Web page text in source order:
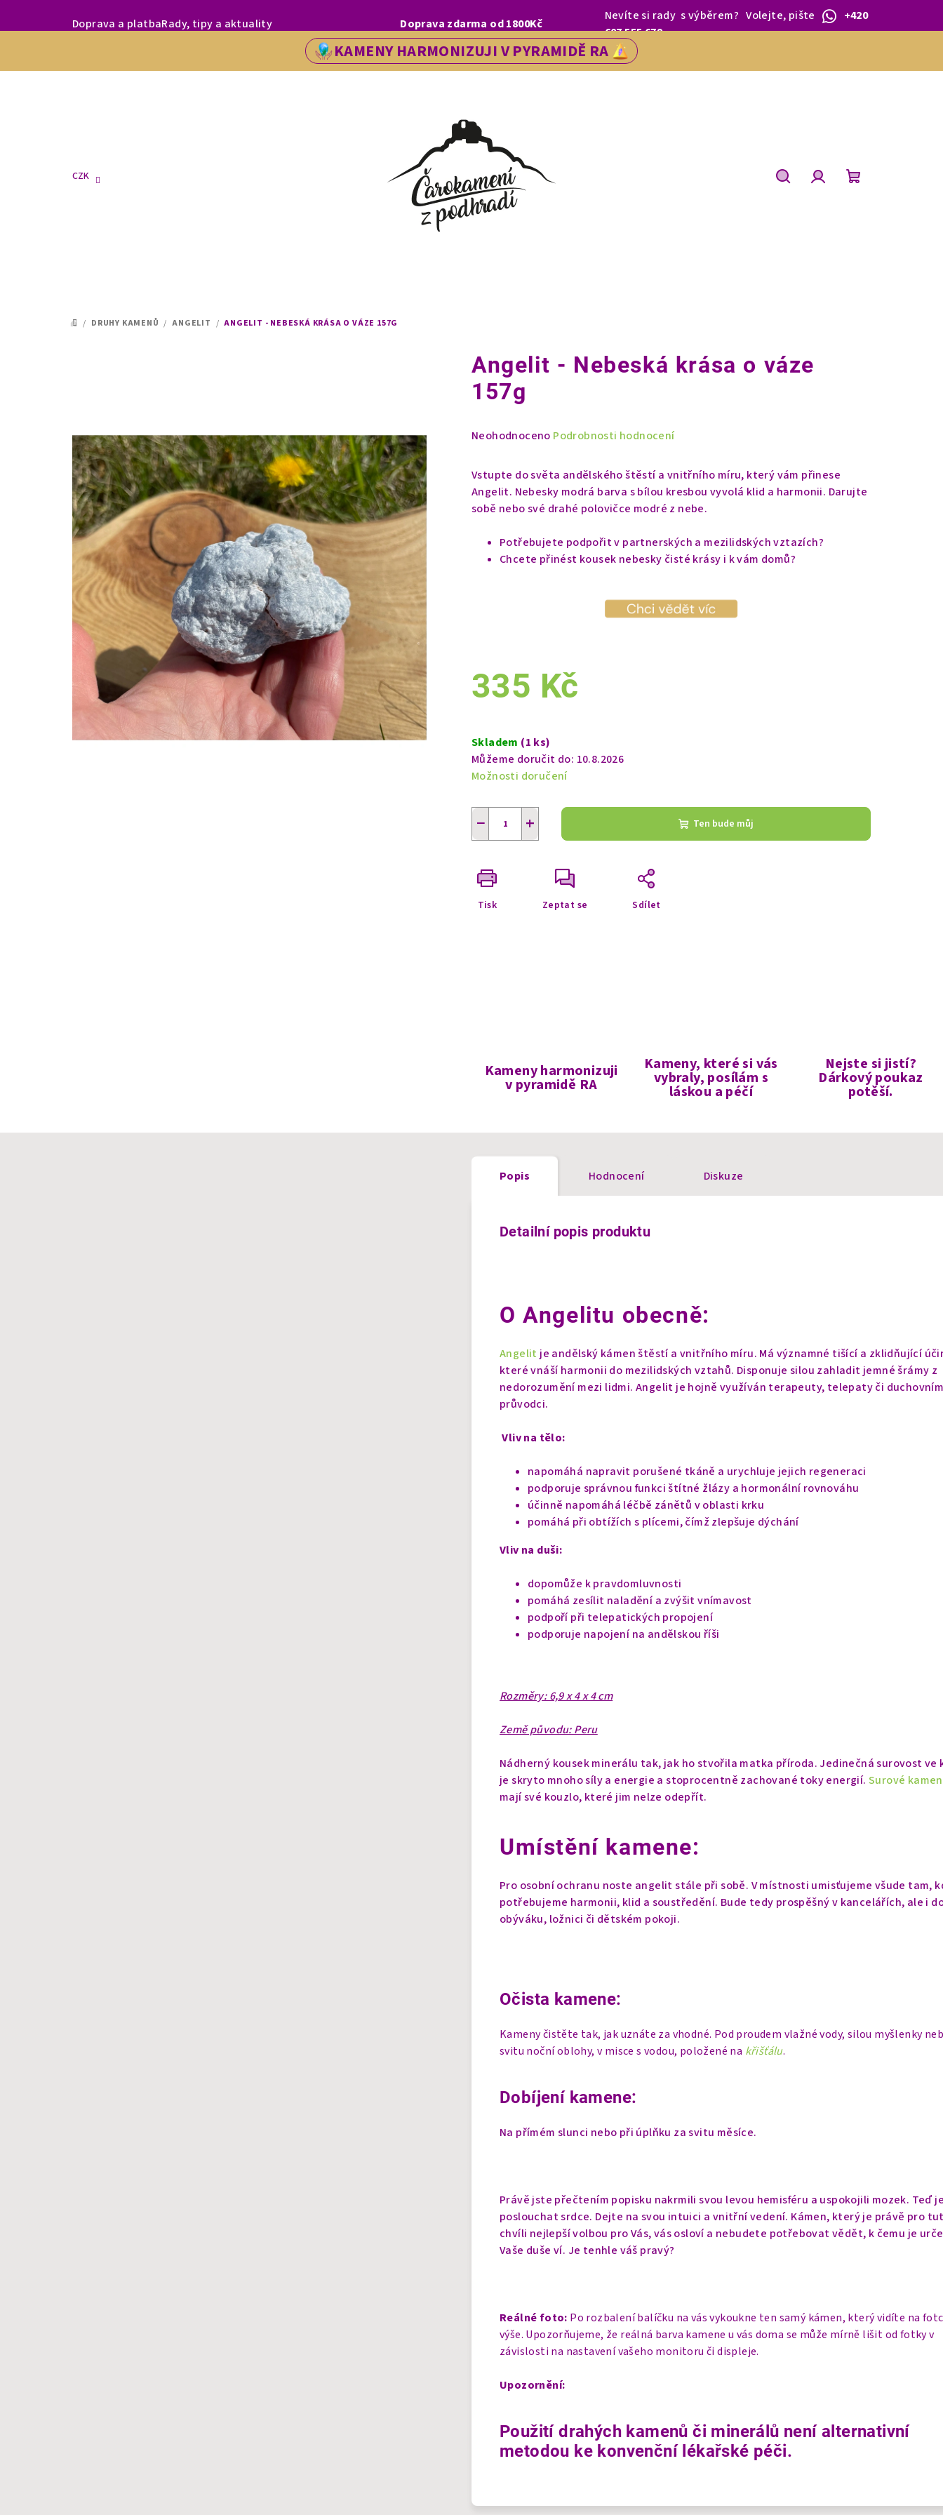
MILÍ ZÁKAZNÍCI, LETOS SE NA VÁS V NAŠÍ PRODEJNĚ V ŘEDHOŠTI BUDEME TĚŠIT OD 1.BŘEZNA.
Doprava a platbaRady, tipy a aktuality Doprava zdarma od 1800Kč
Nevíte si rady s výběrem?Volejte, pište
+420
607 555 679
KAMENY HARMONIZUJI V PYRAMIDĚ RA
CZK
DOMŮ
/ DRUHY KAMENŮ / ANGELIT / ANGELIT - NEBESKÁ KRÁSA O VÁZE 157G
Angelit - Nebeská krása o váze
157g
Průměrné
produktu
je
0,0
hvězdiček.
Neohodnoceno Podrobnosti hodnocení
Vstupte do světa andělského štěstí a vnitřního míru, který vám přinese
Angelit. Nebesky modrá barva s bílou kresbou vyvolá klid a harmonii. Darujte
sobě nebo své drahé polovičce modré z nebe.
Potřebujete podpořit v partnerských a mezilidských vztazích?
Chcete přinést kousek nebesky čisté krásy i k vám domů?
335 Kč
cena:
Skladem (1 ks)
Můžeme doručit do: 10.8.2026
Možnosti doručení
+
− Ten bude můj
Tisk Zeptat se Sdílet
Kameny harmonizuji
v pyramidě RA
Kameny, které si vás
vybraly, posílám s
láskou a péčí
Nejste si jistí?
Dárkový poukaz
potěší.
Popis Hodnocení Diskuze
Detailní popis produktu
O Angelitu obecně:
Angelit je andělský kámen štěstí a vnitřního míru. Má významné tišící a zklidňující
které vnáší harmonii do mezilidských vztahů. Disponuje silou zahladit jemné šrámy z
nedorozumění mezi lidmi. Angelit je hojně využíván terapeuty, telepaty či
průvodci.
Vliv na tělo:
napomáhá napravit porušené tkáně a urychluje jejich regeneraci
podporuje správnou funkci štítné žlázy a hormonální rovnováhu
účinně napomáhá léčbě zánětů v oblasti krku
pomáhá při obtížích s plícemi, čímž zlepšuje dýchání
Vliv na duši:
dopomůže k pravdomluvnosti
pomáhá zesílit naladění a zvýšit vnímavost
podpoří při telepatických propojení
podporuje napojení na andělskou říši
Rozměry: 6,9 x 4 x 4 cm
Země původu: Peru
Nádherný kousek minerálu tak, jak ho stvořila matka příroda. Jedinečná surovost ve
je skryto mnoho síly a energie a stoprocentně zachované toky energií. Surové
mají své kouzlo, které jim nelze odepřít.
Umístění kamene:
Pro osobní ochranu noste angelit stále při sobě. V místnosti umisťujeme všude tam,
potřebujeme harmonii, klid a soustředění. Bude tedy prospěšný v kancelářích, ale i
obýváku, ložnici či dětském pokoji.
Očista kamene:
Kameny čistěte tak, jak uznáte za vhodné. Pod proudem vlažné vody, silou myšlenky
svitu noční oblohy, v misce s vodou, položené na křišťálu.
Dobíjení kamene:
Na přímém slunci nebo při úplňku za svitu měsíce.
Právě jste přečtením popisku nakrmili svou levou hemisféru a uspokojili mozek. Teď
poslouchat srdce. Dejte na svou intuici a vnitřní vedení. Kámen, který je právě pro
chvíli nejlepší volbou pro Vás, vás osloví a nebudete potřebovat vědět, k čemu je
Vaše duše ví. Je tenhle váš pravý?
Reálné foto: Po rozbalení balíčku na vás vykoukne ten samý kámen, který vidíte na
výše. Upozorňujeme, že reálná barva kamene u vás doma se může mírně lišit od fotky v
závislosti na nastavení vašeho monitoru či displeje.
Upozornění:
Použití drahých kamenů či minerálů není alternativní
metodou ke konvenční lékařské péči.